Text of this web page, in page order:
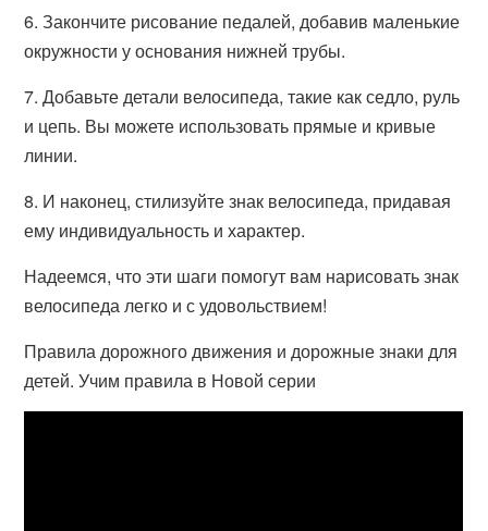
6. Закончите рисование педалей, добавив маленькие
окружности у основания нижней трубы.
7. Добавьте детали велосипеда, такие как седло, руль
и цепь. Вы можете использовать прямые и кривые
линии.
8. И наконец, стилизуйте знак велосипеда, придавая
ему индивидуальность и характер.
Надеемся, что эти шаги помогут вам нарисовать знак
велосипеда легко и с удовольствием!
Правила дорожного движения и дорожные знаки для
детей. Учим правила в Новой серии